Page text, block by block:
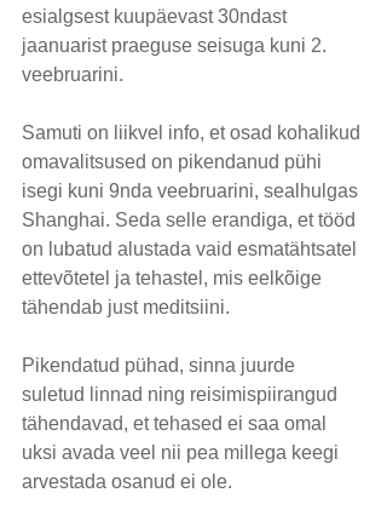
esialgsest kuupäevast 30ndast
jaanuarist praeguse seisuga kuni 2.
veebruarini.
Samuti on liikvel info, et osad kohalikud
omavalitsused on pikendanud pühi
isegi kuni 9nda veebruarini, sealhulgas
Shanghai. Seda selle erandiga, et tööd
on lubatud alustada vaid esmatähtsatel
ettevõtetel ja tehastel, mis eelkõige
tähendab just meditsiini.
Pikendatud pühad, sinna juurde
suletud linnad ning reisimispiirangud
tähendavad, et tehased ei saa omal
uksi avada veel nii pea millega keegi
arvestada osanud ei ole.